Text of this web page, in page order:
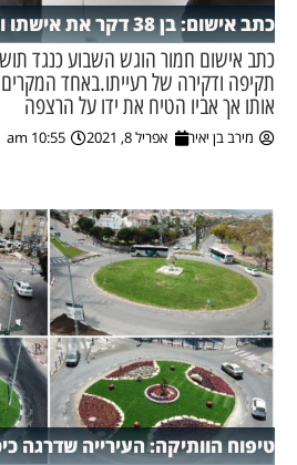
Congue
luctus, quam
mi
השבוע
מקומית
עסקים
כתב אישום: בן 38 דקר את אישתו ואיים, "את מתה היום"
אותו אך אביו הטיח את ידו על הרצפה
מירב בן יאיר אפריל 8, 2021 10:55 am
טיפוח הוותיקה: העירייה שדרגה